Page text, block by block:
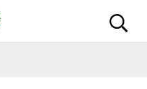
de Seillans